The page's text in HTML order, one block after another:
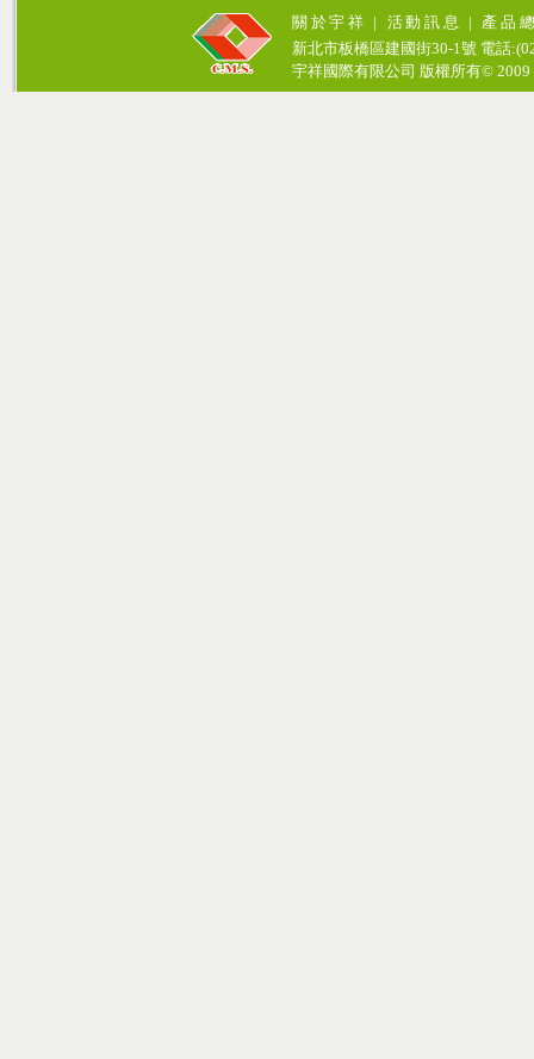
關於宇祥 | 活動訊息 | 產品
新北市板橋區建國街30-1號 電話
宇祥國際有限公司 版權所有© 2009